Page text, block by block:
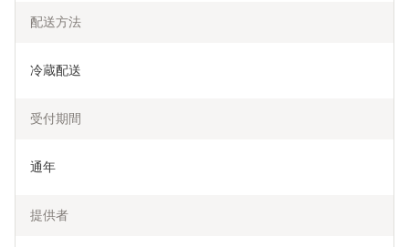
配送方法
冷蔵配送
受付期間
通年
提供者